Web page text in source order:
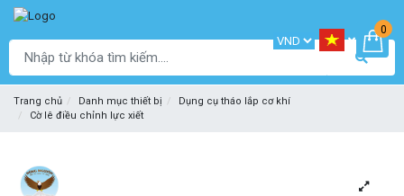
0
Trang chủ Danh mục thiết bị
Dụng cụ tháo lắp cơ khí
Cờ lê điều chỉnh lực xiết